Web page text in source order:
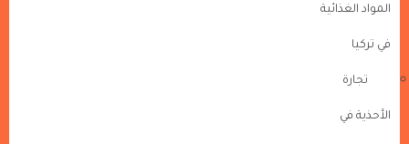
المواد الغذائية
في تركيا
تجارة
الأحذية في